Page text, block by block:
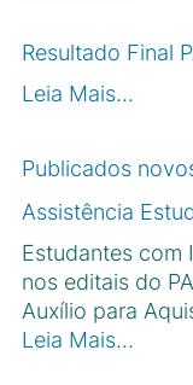
Resultado Final
Leia Mais…
Publicados
Assistência
Estudantes com
nos editais do
Auxílio para
Leia Mais…